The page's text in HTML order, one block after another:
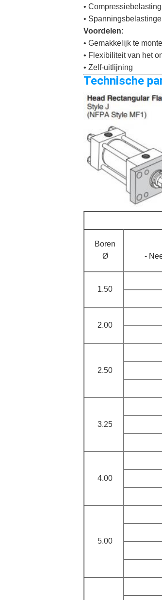
•
•
Voordelen:
• Gemakkelijk te
• Flexibiliteit van het
• Zelf-uitlijning
Technische
Boren
Ø
-
1.50
2.00
2.50
3.25
4.00
5.00